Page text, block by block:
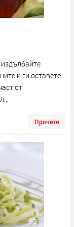
и ги оставете
от
Прочети